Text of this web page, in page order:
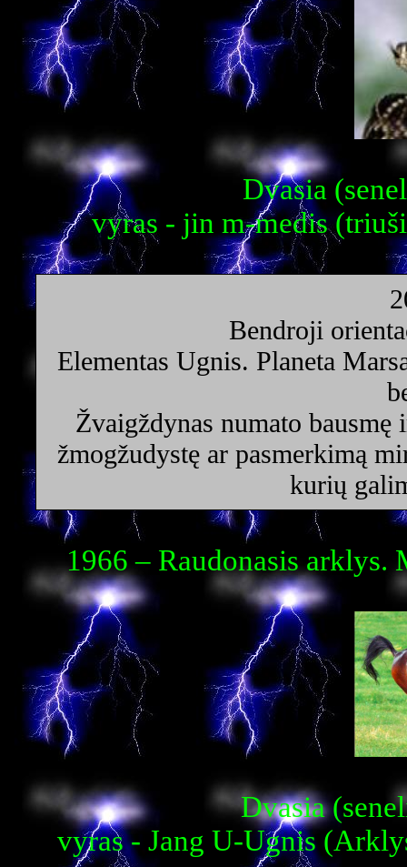
Dvasia
vyras - jin m-medis
Bendroji
Elementas Ugnis. Planeta
Žvaigždynas numato
žmogžudystę ar pasmerkimą
kurių
1966 – Raudonasis arklys.
Dvasia
vyras - Jang U-Ugnis